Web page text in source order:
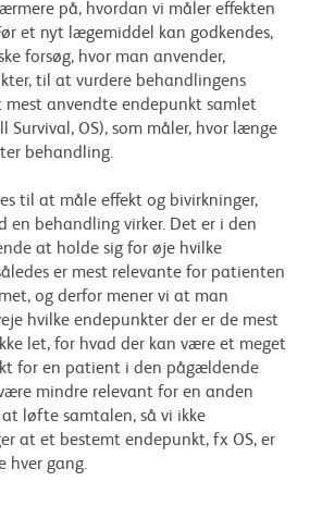
på, hvordan vi måler effekten
et nyt lægemiddel kan godkendes,
forsøg, hvor man anvender,
til at vurdere behandlingens
anvendte endepunkt samlet
Survival, OS), som måler, hvor længe
behandling.
til at måle effekt og bivirkninger,
en behandling virker. Det er i den
at holde sig for øje hvilke
er mest relevante for patienten
og derfor mener vi at man
hvilke endepunkter der er de mest
let, for hvad der kan være et meget
for en patient i den pågældende
mindre relevant for en anden
løfte samtalen, så vi ikke
at et bestemt endepunkt, fx OS, er
hver gang.